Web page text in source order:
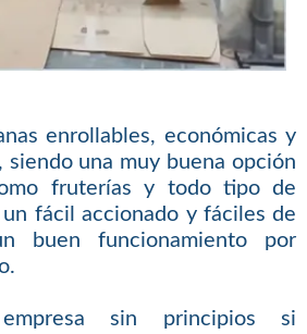
enrollables, económicas y
siendo una muy buena opción
fruterías y todo tipo de
fácil accionado y fáciles de
buen funcionamiento por
sin principios si